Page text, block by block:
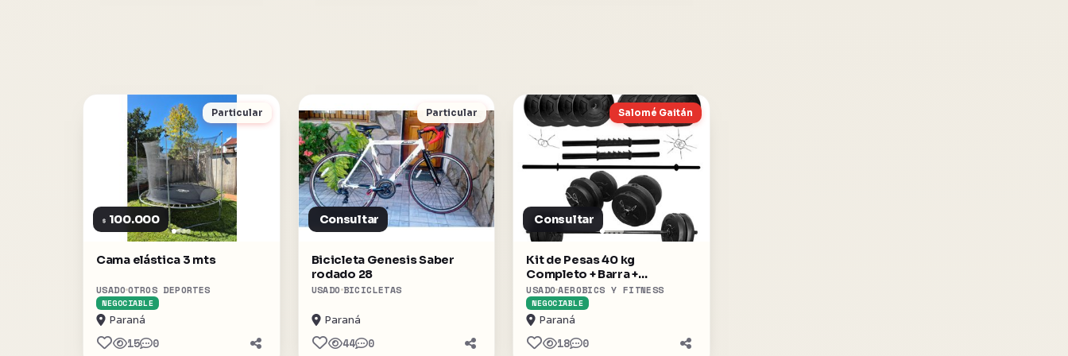
Particular
$ 100.000
Cama elástica 3 mts
USADO OTROS DEPORTES
NEGOCIABLE
Paraná
15 0
Particular
Consultar
Bicicleta Genesis Saber
rodado 28
USADO BICICLETAS
Paraná
44 0
Salomé Gaitán
Consultar
Kit de Pesas 40 kg
Completo + Barra +
Mancuernas + Rueda
Abdominal – Excelente
Estado
USADOAEROBICS Y FITNESS
NEGOCIABLE
Paraná
18 0